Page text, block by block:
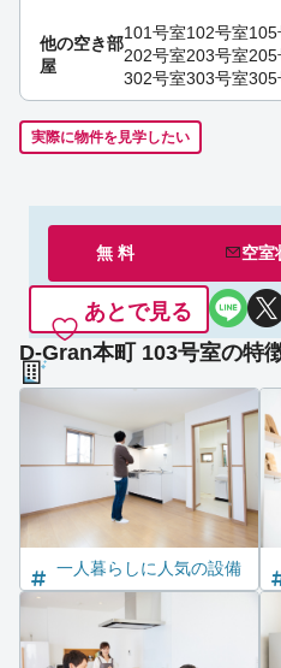
他の空き部
屋
101号室102号室105
202号室203号室205
302号室303号室305
実際に物件を見学したい
無 料 空室
あとで見る
D-Gran本町 103号室の特
一人暮らしに人気の設備